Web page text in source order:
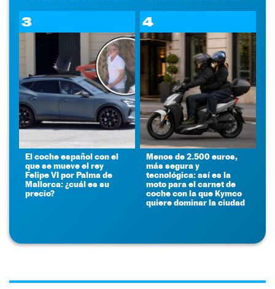
3
El coche español con el
que se mueve el rey
Felipe VI por Palma de
Mallorca: ¿cuál es su
precio?
4
Menos de 2.500 euros,
más segura y
tecnológica: así es la
moto para el carnet de
coche con la que Kymco
quiere dominar la ciudad